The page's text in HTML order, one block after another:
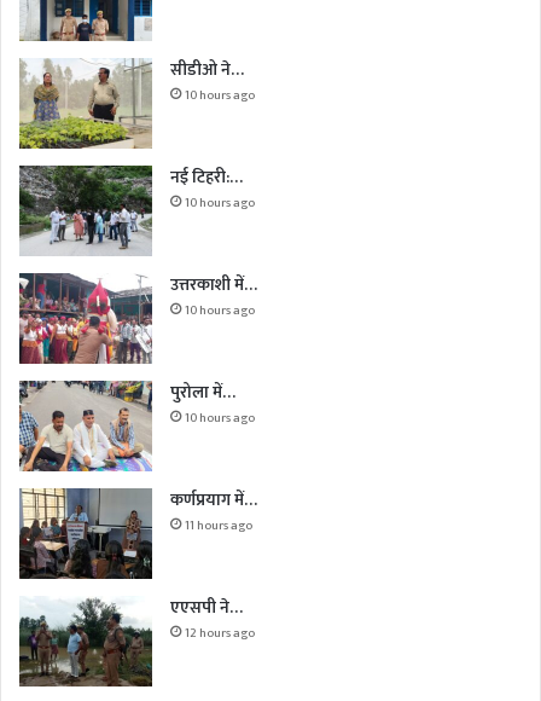
सीडीओ ने…
10 hours ago
नई टिहरी:…
10 hours ago
उत्तरकाशी में…
10 hours ago
पुरोला में…
10 hours ago
कर्णप्रयाग में…
11 hours ago
एएसपी ने…
12 hours ago